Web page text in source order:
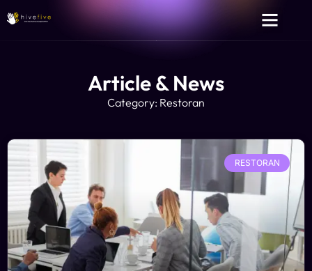
Article & News
Category: Restoran
RESTORAN